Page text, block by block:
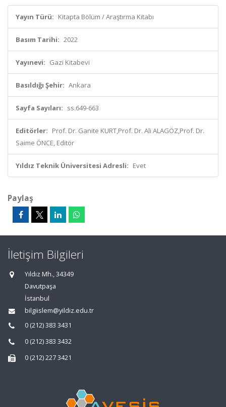
Yayın Türü: Kitapta Bölüm / Araştırma Kitabı
Basım Tarihi: 2022
Yayınevi: Gazi Kitabevi
Basıldığı Şehir: Ankara
Sayfa Sayıları: ss.649-663
Editörler: Prof. Dr. Ganite KURT,Prof. Dr. Ali ALAGÖZ,Prof. Dr.
Saime ÖNCE, Editör
Yıldız Teknik Üniversitesi Adresli: Evet
Paylaş
İletişim Bilgileri
Yıldız Mh., 34349
Davutpaşa
İstanbul
bilgiislem@yildiz.edu.tr
0 (212) 383 3431
0 (212) 383 3432
0 (212) 227 3421